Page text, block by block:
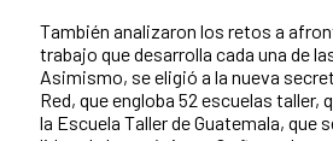
También analizaron los retos a
trabajo que desarrolla cada una de
Asimismo, se eligió a la nueva
Red, que engloba 52 escuelas taller,
la Escuela Taller de Guatemala, que